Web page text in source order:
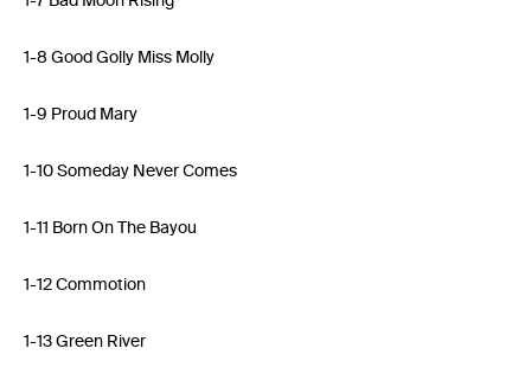
1-8 Good Golly Miss Molly
1-9 Proud Mary
1-10 Someday Never Comes
1-11 Born On The Bayou
1-12 Commotion
1-13 Green River